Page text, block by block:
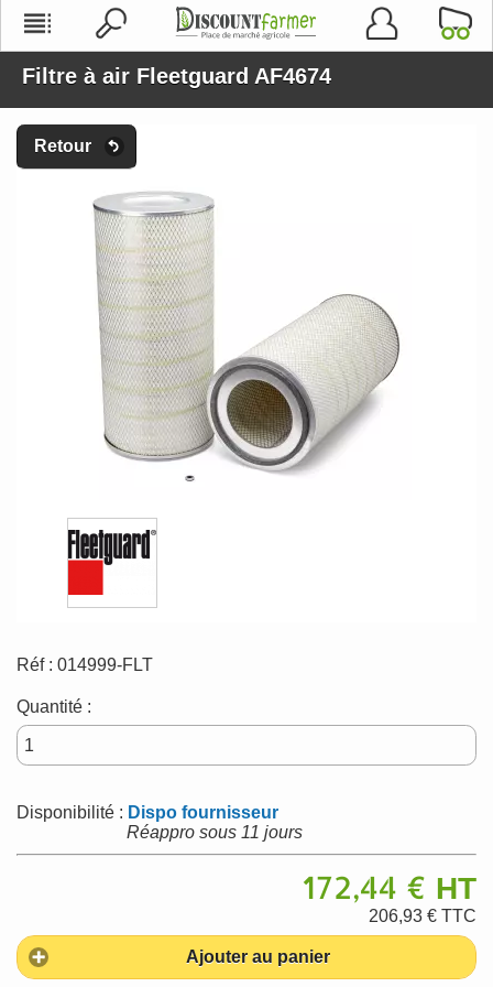
Filtre à air Fleetguard AF4674
Retour
Réf : 014999-FLT
Quantité :
Disponibilité : Dispo fournisseur
Réappro sous 11 jours
172,44 € HT
206,93 € TTC
Ajouter au panier